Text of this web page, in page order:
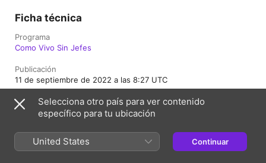
Ficha técnica
Programa
Como Vivo Sin Jefes
Publicación
11 de septiembre de 2022 a las 8:27 UTC
Duración
11 min
Temporada
Selecciona otro país para ver contenido
específico para tu ubicación
United States Continuar